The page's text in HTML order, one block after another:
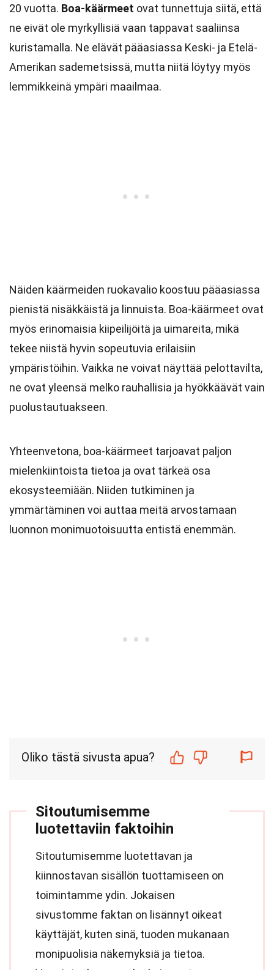
20 vuotta. Boa-käärmeet ovat tunnettuja siitä, että
ne eivät ole myrkyllisiä vaan tappavat saaliinsa
kuristamalla. Ne elävät pääasiassa Keski- ja Etelä-
Amerikan sademetsissä, mutta niitä löytyy myös
lemmikkeinä ympäri maailmaa.
Näiden käärmeiden ruokavalio koostuu pääasiassa
pienistä nisäkkäistä ja linnuista. Boa-käärmeet ovat
myös erinomaisia kiipeilijöitä ja uimareita, mikä
tekee niistä hyvin sopeutuvia erilaisiin
ympäristöihin. Vaikka ne voivat näyttää pelottavilta,
ne ovat yleensä melko rauhallisia ja hyökkäävät vain
puolustautuakseen.
Yhteenvetona, boa-käärmeet tarjoavat paljon
mielenkiintoista tietoa ja ovat tärkeä osa
ekosysteemiään. Niiden tutkiminen ja
ymmärtäminen voi auttaa meitä arvostamaan
luonnon monimuotoisuutta entistä enemmän.
Oliko tästä sivusta apua?
Sitoutumisemme
luotettaviin faktoihin
Sitoutumisemme luotettavan ja
kiinnostavan sisällön tuottamiseen on
toimintamme ydin. Jokaisen
sivustomme faktan on lisännyt oikeat
käyttäjät, kuten sinä, tuoden mukanaan
monipuolisia näkemyksiä ja tietoa.